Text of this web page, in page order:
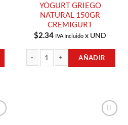
YOGURT GRIEGO
NATURAL 150GR
CREMIGURT
$2.34 IVA Incluido x UND
AÑADIR